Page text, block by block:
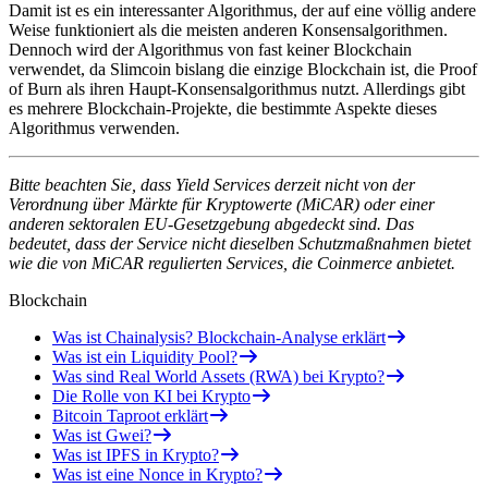
Damit ist es ein interessanter Algorithmus, der auf eine völlig andere
Weise funktioniert als die meisten anderen Konsensalgorithmen.
Dennoch wird der Algorithmus von fast keiner Blockchain
verwendet, da Slimcoin bislang die einzige Blockchain ist, die Proof
of Burn als ihren Haupt-Konsensalgorithmus nutzt. Allerdings gibt
es mehrere Blockchain-Projekte, die bestimmte Aspekte dieses
Algorithmus verwenden.
Bitte beachten Sie, dass Yield Services derzeit nicht von der
Verordnung über Märkte für Kryptowerte (MiCAR) oder einer
anderen sektoralen EU-Gesetzgebung abgedeckt sind. Das
bedeutet, dass der Service nicht dieselben Schutzmaßnahmen bietet
wie die von MiCAR regulierten Services, die Coinmerce anbietet.
Blockchain
Was ist Chainalysis? Blockchain-Analyse erklärt
Was ist ein Liquidity Pool?
Was sind Real World Assets (RWA) bei Krypto?
Die Rolle von KI bei Krypto
Bitcoin Taproot erklärt
Was ist Gwei?
Was ist IPFS in Krypto?
Was ist eine Nonce in Krypto?